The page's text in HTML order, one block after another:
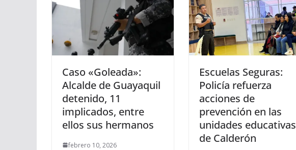
Caso «Goleada»:
Alcalde de Guayaquil
detenido, 11
implicados, entre
ellos sus hermanos
febrero 10, 2026
Escuelas Seguras:
Policía refuerza
acciones de
prevención en las
unidades educativas
de Calderón